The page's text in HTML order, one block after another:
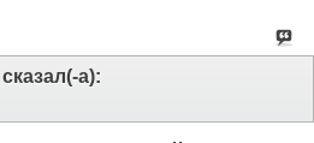
сказал(-а):